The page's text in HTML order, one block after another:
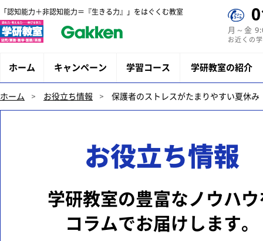
「認知能力＋非認知能力＝『生きる力』」をはぐくむ教室
月～金
お近くの
ホーム キャンペーン 学習コース 学研教室の紹介
ホーム お役立ち情報 保護者のストレスがたまりやすい夏休
お役立ち情報
学研教室の豊富なノウハ
コラムでお届けします。